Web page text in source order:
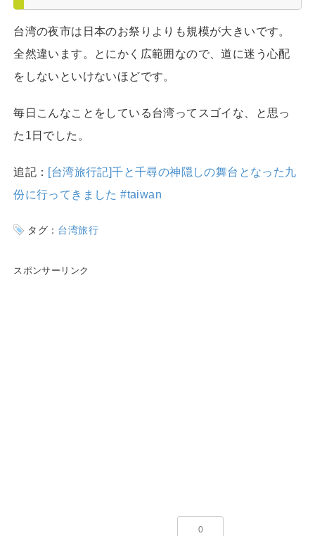
台湾の夜市は日本のお祭りよりも規模が大きいです。
全然違います。とにかく広範囲なので、道に迷う心配
をしないといけないほどです。
毎日こんなことをしている台湾ってスゴイな、と思っ
た1日でした。
追記： [台湾旅行記]千と千尋の神隠しの舞台となった九
份に行ってきました #taiwan
タグ： 台湾旅行
スポンサーリンク
0